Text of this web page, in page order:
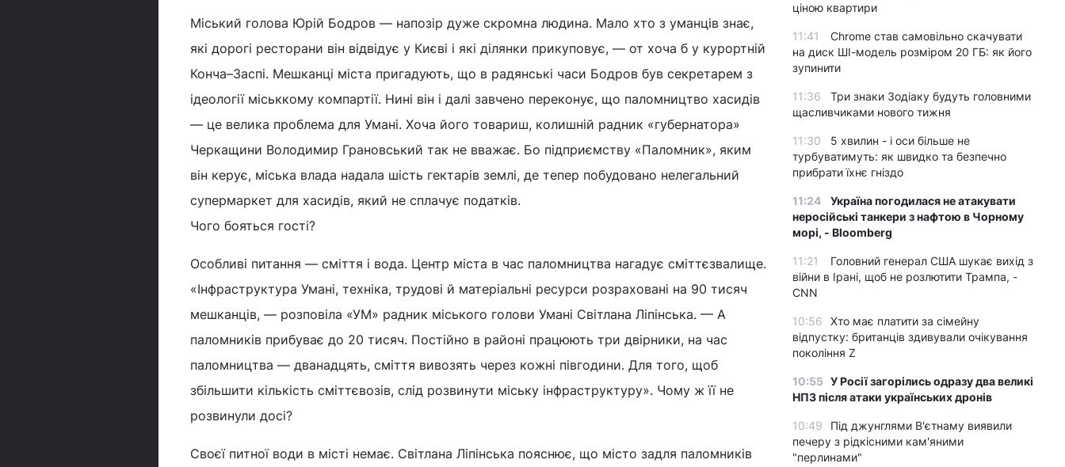
Міський голова Юрій Бодров — напозір дуже скромна людина. Мало хто з уманців знає,
які дорогі ресторани він відвідує у Києві і які ділянки прикуповує, — от хоча б у курортній
Конча–Заспі. Мешканці міста пригадують, що в радянські часи Бодров був секретарем з
ідеології міськкому компартії. Нині він і далі завчено переконує, що паломництво хасидів
— це велика проблема для Умані. Хоча його товариш, колишній радник «губернатора»
Черкащини Володимир Грановський так не вважає. Бо підприємству «Паломник», яким
він керує, міська влада надала шiсть гектарів землі, де тепер побудовано нелегальний
супермаркет для хасидів, який не сплачує податків.
Чого бояться гості?
Особливі питання — сміття і вода. Центр міста в час паломництва нагадує сміттєзвалище.
«Інфраструктура Умані, техніка, трудові й матеріальні ресурси розраховані на 90 тисяч
мешканців, — розповіла «УМ» радник міського голови Умані Світлана Ліпінська. — А
паломників прибуває до 20 тисяч. Постійно в районі працюють три двірники, на час
паломництва — дванадцять, сміття вивозять через кожні півгодини. Для того, щоб
збільшити кількість сміттєвозів, слід розвинути міську інфраструктуру». Чому ж її не
розвинули досі?
Своєї питної води в місті немає. Світлана Ліпінська пояснює, що місто задля паломників
ціною квартири
11:41
Chrome став самовільно скачувати
на диск ШІ-модель розміром 20 ГБ: як його
зупинити
11:36
Три знаки Зодіаку будуть головними
щасливчиками нового тижня
11:30
5 хвилин - і оси більше не
турбуватимуть: як швидко та безпечно
прибрати їхнє гніздо
11:24
Україна погодилася не атакувати
неросійські танкери з нафтою в Чорному
морі, - Bloomberg
11:21
Головний генерал США шукає вихід з
війни в Ірані, щоб не розлютити Трампа, -
CNN
10:56
Хто має платити за сімейну
відпустку: британців здивували очікування
покоління Z
10:55 У Росії загорілись одразу два великі
НПЗ після атаки українських дронів
10:49
Під джунглями В'єтнаму виявили
печеру з рідкісними кам'яними
"перлинами"